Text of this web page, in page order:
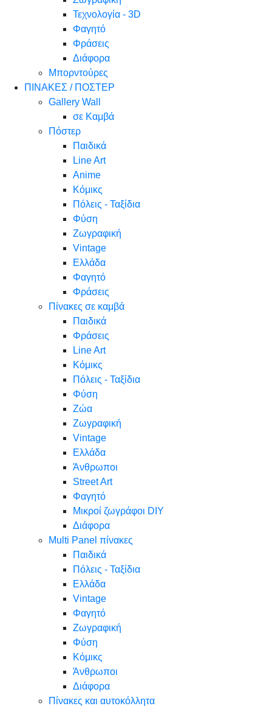
Τεχνολογία - 3D
Φαγητό
Φράσεις
Διάφορα
Μπορντούρες
ΠΙΝΑΚΕΣ / ΠΟΣΤΕΡ
Gallery Wall
σε Καμβά
Πόστερ
Παιδικά
Line Art
Anime
Κόμικς
Πόλεις - Ταξίδια
Φύση
Ζωγραφική
Vintage
Ελλάδα
Φαγητό
Φράσεις
Πίνακες σε καμβά
Παιδικά
Φράσεις
Line Art
Κόμικς
Πόλεις - Ταξίδια
Φύση
Ζώα
Ζωγραφική
Vintage
Ελλάδα
Άνθρωποι
Street Art
Φαγητό
Μικροί ζωγράφοι DIY
Διάφορα
Multi Panel πίνακες
Παιδικά
Πόλεις - Ταξίδια
Ελλάδα
Vintage
Φαγητό
Ζωγραφική
Φύση
Κόμικς
Άνθρωποι
Διάφορα
Πίνακες και αυτοκόλλητα